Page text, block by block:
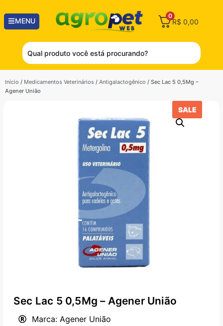
MENU
0
R$ 0,00
Início / Medicamentos Veterinários / Antigalactogênico / Sec Lac 5 0,5Mg –
Agener União
SALE
Sec Lac 5 0,5Mg – Agener União
Marca: Agener União